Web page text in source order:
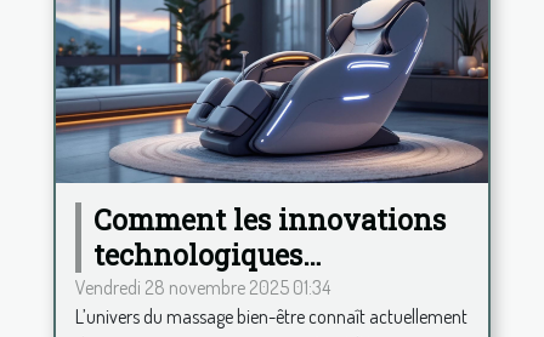
Comment les innovations
technologiques
transforment-elles le
secteur du massage bien-
Vendredi 28 novembre 2025 01:34
L’univers du massage bien-être connaît actuellement